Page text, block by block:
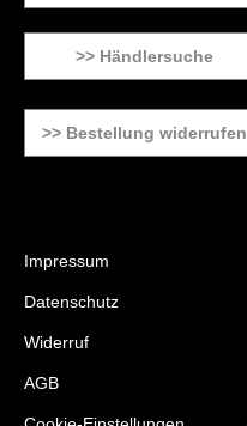
>> Händlersuche
>> Bestellung widerrufen
Impressum
Datenschutz
Widerruf
AGB